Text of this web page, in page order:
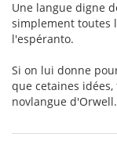
Une langue digne
simplement toutes
l'espéranto.
Si on lui donne
que cetaines
novlangue d'Orwell.